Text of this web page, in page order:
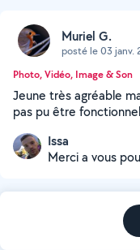
Muriel G.
posté le 03 janv.
Photo, Vidéo, Image & Son
Jeune très agréable
pas pu être
Issa
Merci a vous